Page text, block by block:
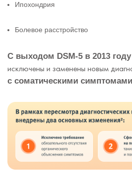
Ипохондрия
Болевое расстройство
С выходом DSM-5 в 2013 году
исключены и заменены новым
с соматическими